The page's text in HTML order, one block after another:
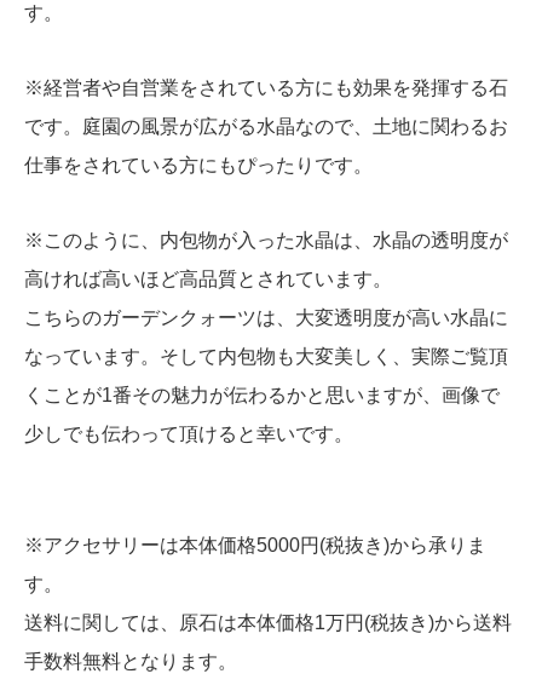
す。
※経営者や自営業をされている方にも効果を発揮する石
です。庭園の風景が広がる水晶なので、土地に関わるお
仕事をされている方にもぴったりです。
※このように、内包物が入った水晶は、水晶の透明度が
高ければ高いほど高品質とされています。
こちらのガーデンクォーツは、大変透明度が高い水晶に
なっています。そして内包物も大変美しく、実際ご覧頂
くことが1番その魅力が伝わるかと思いますが、画像で
少しでも伝わって頂けると幸いです。
※アクセサリーは本体価格5000円(税抜き)から承りま
す。
送料に関しては、原石は本体価格1万円(税抜き)から送料
手数料無料となります。